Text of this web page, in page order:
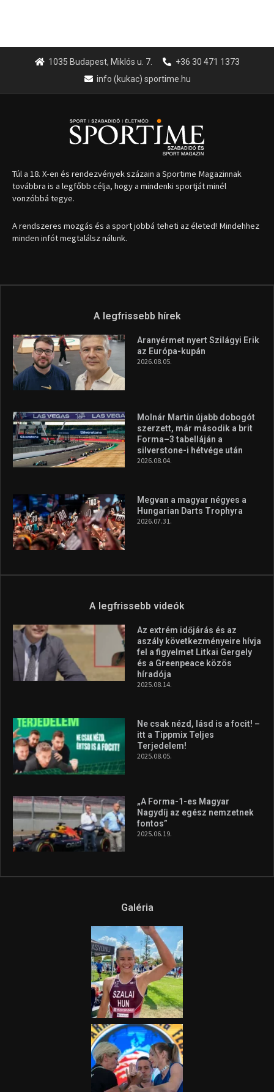
1035 Budapest, Miklós u. 7.
+36 30 471 1373
info (kukac) sportime.hu
Túl a 18. X-en és rendezvények százain a Sportime Magazinnak
továbbra is a legfőbb célja, hogy a mindenki sportját minél
vonzóbbá tegye.
A rendszeres mozgás és a sport jobbá teheti az életed! Mindehhez
minden infót megtalálsz nálunk.
A legfrissebb hírek
Aranyérmet nyert Szilágyi Erik
az Európa-kupán
2026.08.05.
Molnár Martin újabb dobogót
szerzett, már második a brit
Forma–3 tabelláján a
silverstone-i hétvége után
2026.08.04.
Megvan a magyar négyes a
Hungarian Darts Trophyra
2026.07.31.
A legfrissebb videók
Az extrém időjárás és az
aszály következményeire hívja
fel a figyelmet Litkai Gergely
és a Greenpeace közös
híradója
2025.08.14.
Ne csak nézd, lásd is a focit! –
itt a Tippmix Teljes
Terjedelem!
2025.08.05.
„A Forma-1-es Magyar
Nagydíj az egész nemzetnek
fontos”
2025.06.19.
Galéria